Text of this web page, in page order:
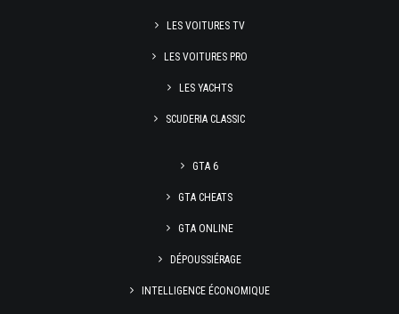
LES VOITURES TV
LES VOITURES PRO
LES YACHTS
SCUDERIA CLASSIC
GTA 6
GTA CHEATS
GTA ONLINE
DÉPOUSSIÉRAGE
INTELLIGENCE ÉCONOMIQUE